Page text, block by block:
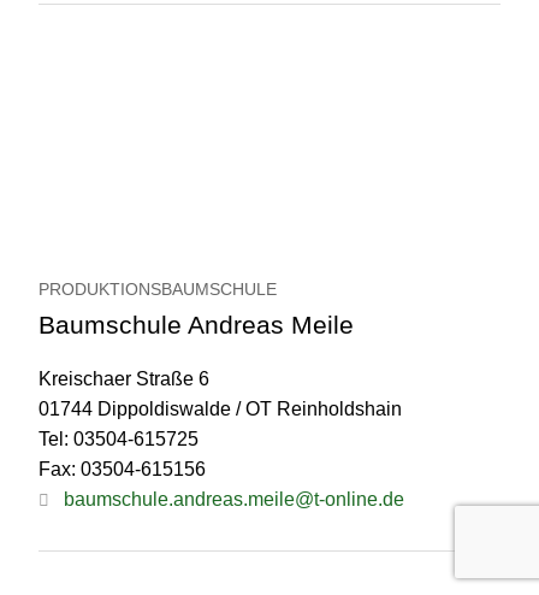
PRODUKTIONSBAUMSCHULE
Baumschule Andreas Meile
Kreischaer Straße 6
01744 Dippoldiswalde / OT Reinholdshain
Tel: 03504-615725
Fax: 03504-615156
baumschule.andreas.meile@t-online.de